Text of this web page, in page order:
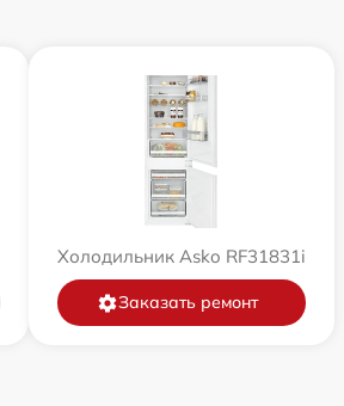
Холодильник Asko RF31831i
Заказать ремонт